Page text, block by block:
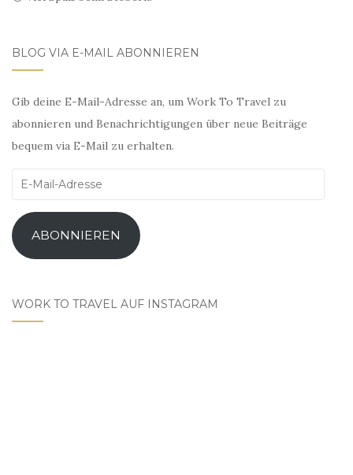
BLOG VIA E-MAIL ABONNIEREN
Gib deine E-Mail-Adresse an, um Work To Travel zu
abonnieren und Benachrichtigungen über neue Beiträge
bequem via E-Mail zu erhalten.
E-
Adresse
ABONNIEREN
WORK TO TRAVEL AUF INSTAGRAM